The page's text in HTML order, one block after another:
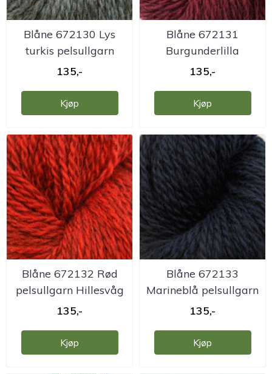
Blåne 672130 Lys
turkis pelsullgarn
Hillesvåg
135,-
Kjøp
Blåne 672131
Burgunderlilla
pelsullgarn Hillesvåg
135,-
Kjøp
Blåne 672132 Rød
pelsullgarn Hillesvåg
135,-
Kjøp
Blåne 672133
Marineblå pelsullgarn
Hillesvåg
135,-
Kjøp